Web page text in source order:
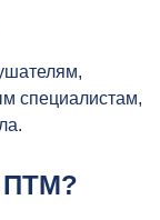
специалистам,
ПТМ?